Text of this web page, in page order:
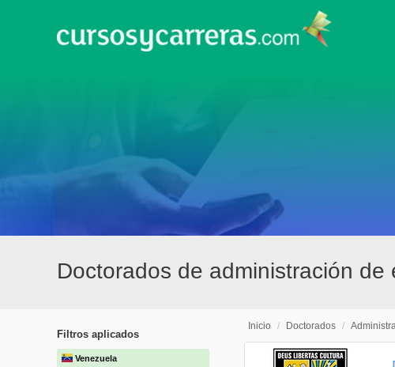
Doctorados de administración
Filtros aplicados
Venezuela
Inicio / Doctorados /